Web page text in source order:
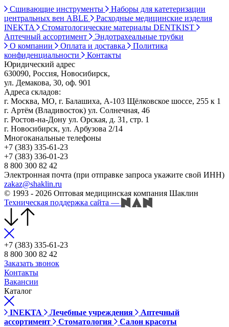
Сшивающие инструменты
Наборы для катетеризации
центральных вен ABLE
Расходные медицинские изделия
INEKTA
Стоматологические материалы DENTKIST
Аптечный ассортимент
Эндотрахеальные трубки
О компании
Оплата и доставка
Политика
конфиденциальности
Контакты
Юридический адрес
630090, Россия, Новосибирск,
ул. Демакова, 30, оф. 901
Адреса складов:
г. Москва, МО, г. Балашиха, А-103 Щёлковское шоссе, 255 к 1
г. Артём (Владивосток) ул. Солнечная, 46
г. Ростов-на-Дону ул. Орская, д. 31, стр. 1
г. Новосибирск, ул. Арбузова 2/14
Многоканальные телефоны
+7 (383) 335-61-23
+7 (383) 336-01-23
8 800 300 82 42
Электронная почта (при отправке запроса укажите свой ИНН)
zakaz@shaklin.ru
© 1993 - 2026 Оптовая медицинская компания Шаклин
Техническая поддержка сайта —
+7 (383) 335-61-23
8 800 300 82 42
Заказать звонок
Контакты
Вакансии
Каталог
INEKTA Лечебные учреждения
Аптечный
ассортимент
Стоматология Салон красоты